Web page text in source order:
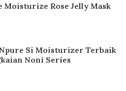
Moisturize Rose Jelly Mask
Si Moisturizer Terbaik
Noni Series